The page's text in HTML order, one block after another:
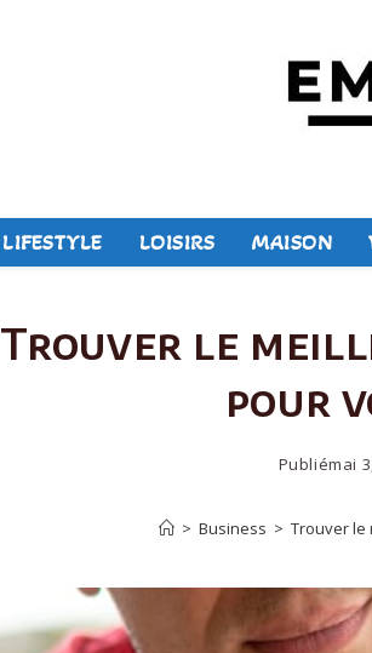
LIFESTYLE LOISIRS MAISON
Trouver le
pour
Publiémai
> Business > Trouver le